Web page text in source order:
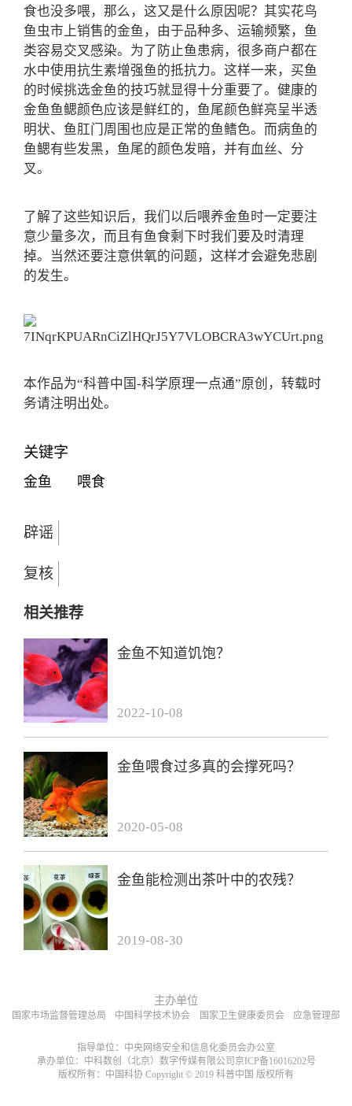
食也没多喂，那么，这又是什么原因呢？其实花鸟
鱼虫市上销售的金鱼，由于品种多、运输频繁，鱼
类容易交叉感染。为了防止鱼患病，很多商户都在
水中使用抗生素增强鱼的抵抗力。这样一来，买鱼
的时候挑选金鱼的技巧就显得十分重要了。健康的
金鱼鱼鳃颜色应该是鲜红的，鱼尾颜色鲜亮呈半透
明状、鱼肛门周围也应是正常的鱼鳍色。而病鱼的
鱼鳃有些发黑，鱼尾的颜色发暗，并有血丝、分
叉。
了解了这些知识后，我们以后喂养金鱼时一定要注
意少量多次，而且有鱼食剩下时我们要及时清理
掉。当然还要注意供氧的问题，这样才会避免悲剧
的发生。
本作品为“科普中国-科学原理一点通”原创，转载时
务请注明出处。
关键字
金鱼 喂食
辟谣
复核
相关推荐
金鱼不知道饥饱？
2022-10-08
金鱼喂食过多真的会撑死吗？
2020-05-08
金鱼能检测出茶叶中的农残？
2019-08-30
主办单位
国家市场监督管理总局 中国科学技术协会 国家卫生健康委员会 应急管理部
指导单位：中央网络安全和信息化委员会办公室
承办单位：中科数创（北京）数字传媒有限公司京ICP备16016202号
版权所有：中国科协 Copyright © 2019 科普中国 版权所有